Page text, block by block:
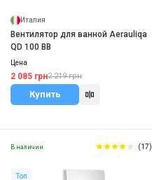
Италия
Вентилятор для ванной Aerauliqa
QD 100 BB
Цена
2 085 грн2 219 грн
Купить
В наличии (17)
Топ